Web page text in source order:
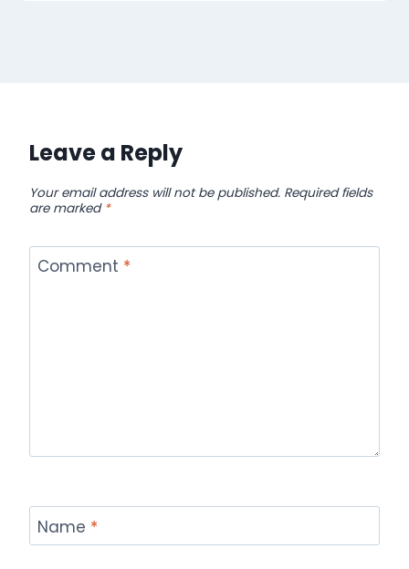
Leave a Reply
Your email address will not be published. Required fields
are marked *
Comment *
Name *